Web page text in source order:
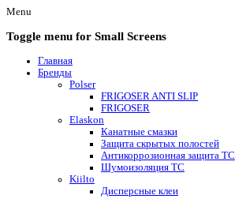
Menu
Toggle menu for Small Screens
Главная
Бренды
Polser
FRIGOSER ANTI SLIP
FRIGOSER
Elaskon
Канатные смазки
Защита скрытых полостей
Антикоррозионная защита ТС
Шумоизоляция ТС
Kiilto
Дисперсные клеи